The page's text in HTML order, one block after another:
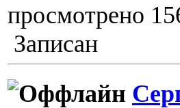
просмотрено
Записан